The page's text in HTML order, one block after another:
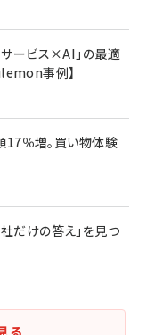
ービス×AI」の最適
事例】
17％増。買い物体験
だけの答え」を見つ
る